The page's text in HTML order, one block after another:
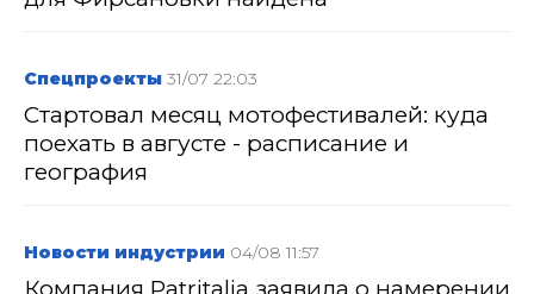
Спецпроекты 31/07 22:03
Стартовал месяц мотофестивалей: куда
поехать в августе - расписание и
география
Новости индустрии 04/08 11:57